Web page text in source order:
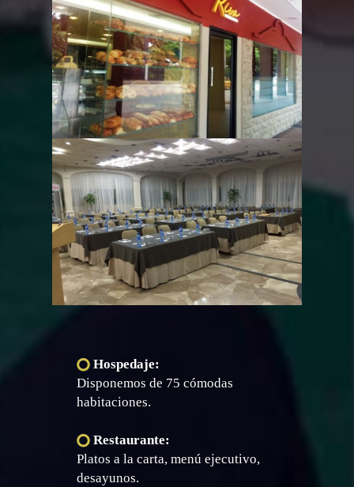
Hospedaje:
Disponemos de 75 cómodas
habitaciones.
Restaurante:
Platos a la carta, menú ejecutivo,
desayunos.